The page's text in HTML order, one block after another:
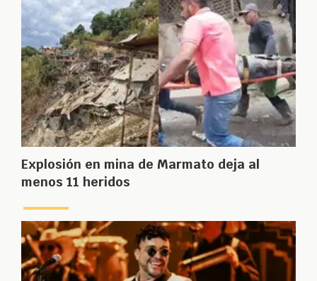
Explosión en mina de Marmato deja al
menos 11 heridos